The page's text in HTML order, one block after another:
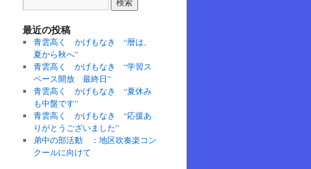
最近の投稿
青雲高く かげもなき “暦は、
夏から秋へ”
青雲高く かげもなき “学習ス
ペース開放 最終日”
青雲高く かげもなき “夏休み
も中盤です”
青雲高く かげもなき “応援あ
りがとうございました”
弟中の部活動 ：地区吹奏楽コン
クールに向けて